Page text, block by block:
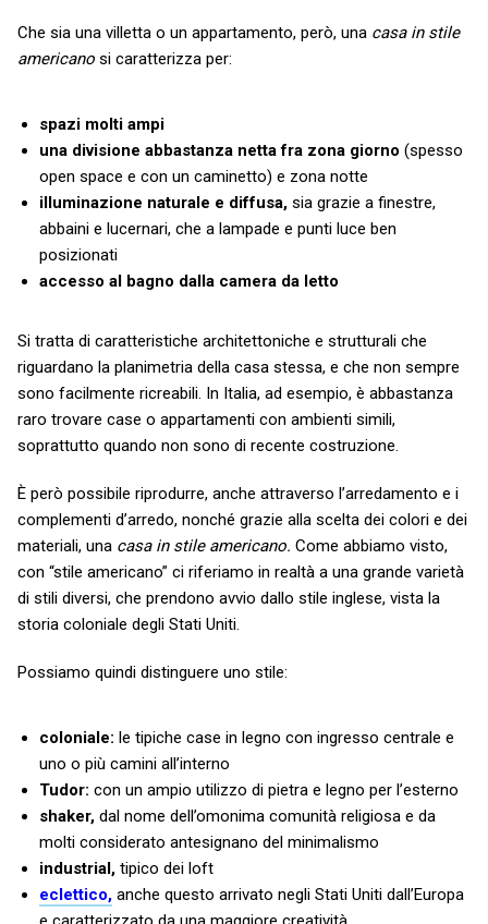
Che sia una villetta o un appartamento, però, una casa in stile
americano si caratterizza per:
spazi molti ampi
una divisione abbastanza netta fra zona giorno (spesso
open space e con un caminetto) e zona notte
illuminazione naturale e diffusa, sia grazie a finestre,
abbaini e lucernari, che a lampade e punti luce ben
posizionati
accesso al bagno dalla camera da letto
Si tratta di caratteristiche architettoniche e strutturali che
riguardano la planimetria della casa stessa, e che non sempre
sono facilmente ricreabili. In Italia, ad esempio, è abbastanza
raro trovare case o appartamenti con ambienti simili,
soprattutto quando non sono di recente costruzione.
È però possibile riprodurre, anche attraverso l’arredamento e i
complementi d’arredo, nonché grazie alla scelta dei colori e dei
materiali, una casa in stile americano. Come abbiamo visto,
con “stile americano” ci riferiamo in realtà a una grande varietà
di stili diversi, che prendono avvio dallo stile inglese, vista la
storia coloniale degli Stati Uniti.
Possiamo quindi distinguere uno stile:
coloniale: le tipiche case in legno con ingresso centrale e
uno o più camini all’interno
Tudor: con un ampio utilizzo di pietra e legno per l’esterno
shaker, dal nome dell’omonima comunità religiosa e da
molti considerato antesignano del minimalismo
industrial, tipico dei loft
eclettico, anche questo arrivato negli Stati Uniti dall’Europa